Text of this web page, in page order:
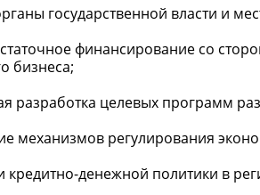
государственной власти и
финансирование со
бизнеса;
разработка целевых программ
механизмов регулирования
денежной политики в